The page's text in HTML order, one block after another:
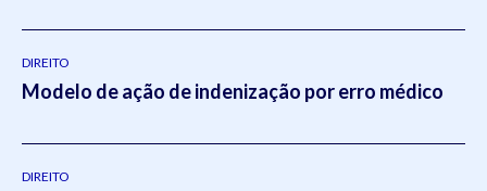
DIREITO
Modelo de ação de indenização por erro médico
DIREITO